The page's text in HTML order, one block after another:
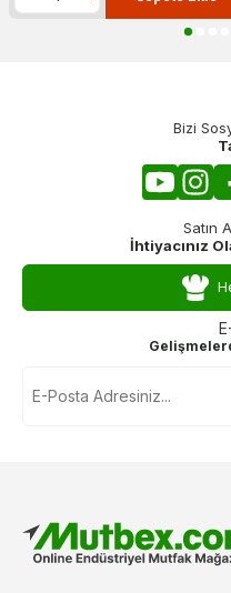
Bizi
Satın
İhtiyacınız